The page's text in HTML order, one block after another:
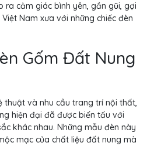
ra cảm giác bình yên, gần gũi, gợi
Nam xưa với những chiếc đèn
Gốm Đất Nung
thuật và nhu cầu trang trí nội thất,
hiện đại đã được biến tấu với
khác nhau. Những mẫu đèn này
mạc của chất liệu đất nung mà